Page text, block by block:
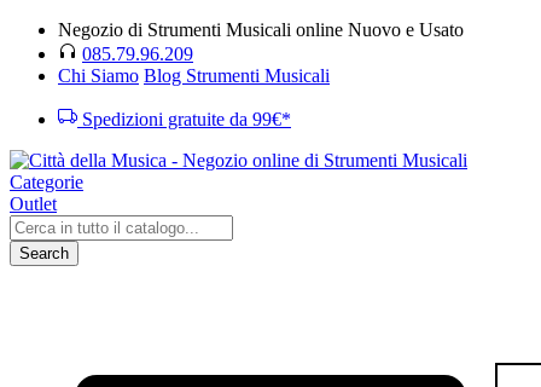
Negozio di Strumenti Musicali online Nuovo e Usato
085.79.96.209
Chi Siamo Blog Strumenti Musicali
Spedizioni gratuite da 99€*
Categorie
Outlet
Search